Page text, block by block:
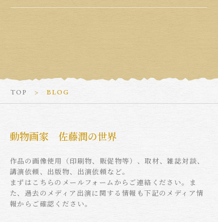
TOP BLOG
動物画家 佐藤潤の世界
作品の画像使用（印刷物、販促物等）、取材、雑誌対談、
講演依頼、出版物、出演依頼など。
まずはこちらのメールフォームからご連絡ください。ま
た、過去のメディア出演に関する情報も下記のメディア情
報からご確認ください。